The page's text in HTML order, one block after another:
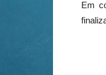
Em